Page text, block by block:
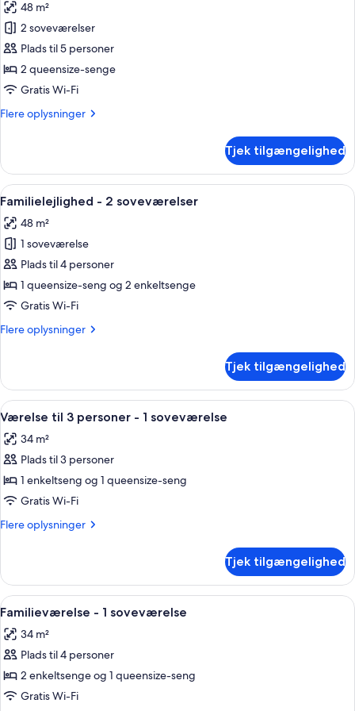
billeder
af
Lejlighed
-
2
48 m²
2 soveværelser
Plads til 5 personer
2 queensize-senge
Gratis Wi-Fi
Flere oplysninger
Flere
-
soveværelser
Tjek tilgængelighed
Indlæs
alle
billeder
af
Familielejlighed
-
2
Et lille hotelværelse med to senge,
11
Familielejlighed - 2 soveværelser
48 m²
1 soveværelse
Plads til 4 personer
1 queensize-seng og 2 enkeltsenge
Gratis Wi-Fi
Flere oplysninger
Flere
-
soveværelser
Tjek tilgængelighed
Indlæs
alle
billeder
af
Værelse
til
3
personer
1
soveværelse
Et soveværelse med en seng, to
5
Værelse til 3 personer - 1 soveværelse
34 m²
Plads til 3 personer
1 enkeltseng og 1 queensize-seng
Gratis Wi-Fi
Flere oplysninger
Flere
til
personer
soveværelse
Tjek tilgængelighed
Indlæs
alle
billeder
af
Familieværelse
-
Et lille hotelværelse med to senge,
5
Familieværelse - 1 soveværelse
34 m²
Plads til 4 personer
2 enkeltsenge og 1 queensize-seng
Gratis Wi-Fi